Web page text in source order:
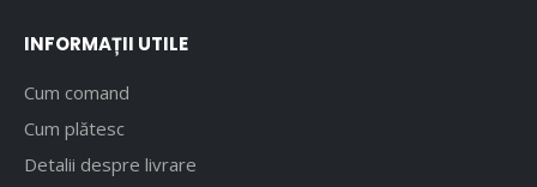
INFORMAȚII UTILE
Cum comand
Cum plătesc
Detalii despre livrare